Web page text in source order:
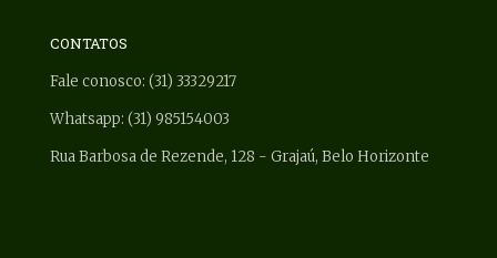
CONTATOS
Fale conosco: (31) 33329217
Whatsapp: (31) 985154003
Rua Barbosa de Rezende, 128 - Grajaú, Belo Horizonte